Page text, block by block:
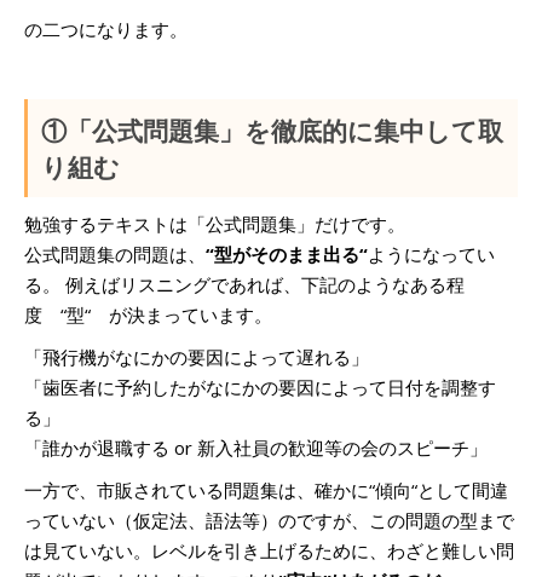
の二つになります。
①「公式問題集」を徹底的に集中して取
り組む
勉強するテキストは「公式問題集」だけです。
公式問題集の問題は、 “型がそのまま出る“ようになってい
る。 例えばリスニングであれば、下記のようなある程
度 “型“ が決まっています。
「飛行機がなにかの要因によって遅れる」
「歯医者に予約したがなにかの要因によって日付を調整す
る」
「誰かが退職する or 新入社員の歓迎等の会のスピーチ」
一方で、市販されている問題集は、確かに“傾向“として間違
っていない（仮定法、語法等）のですが、この問題の型まで
は見ていない。レベルを引き上げるために、わざと難しい問